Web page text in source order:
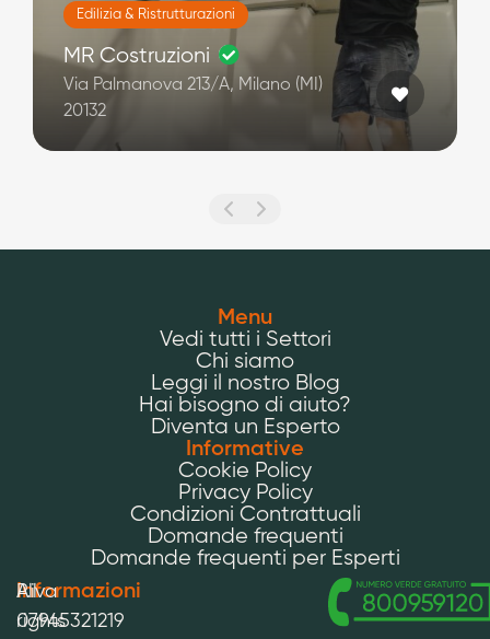
Edilizia & Ristrutturazioni
MR Costruzioni
Via Palmanova 213/A, Milano (MI)
20132
Menu
Vedi tutti i Settori
Chi siamo
Leggi il nostro Blog
Hai bisogno di aiuto?
Diventa un Esperto
Informative
Cookie Policy
Privacy Policy
Condizioni Contrattuali
Domande frequenti
Domande frequenti per Esperti
Informazioni
All
rights
P.iva
07945321219